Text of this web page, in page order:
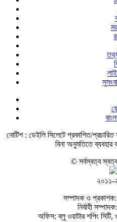
নোটিশ : ডেইলি সিলেটে প্রকাশিত/
বিনা অনুমতিতে
© সর্বস্বত্ব
২০১১-
সম্পাদক ও প্রকাশক:
নির্বাহী
অফিস: ব্লু ওয়াটার শপিং সিটি,